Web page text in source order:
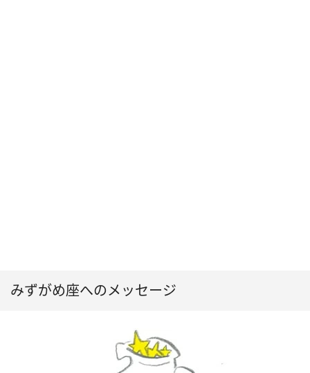
みずがめ座へのメッセージ